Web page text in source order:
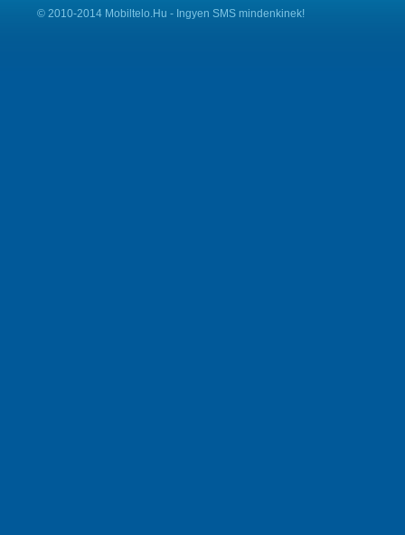
© 2010-2014 Mobiltelo.Hu - Ingyen SMS mindenkinek!